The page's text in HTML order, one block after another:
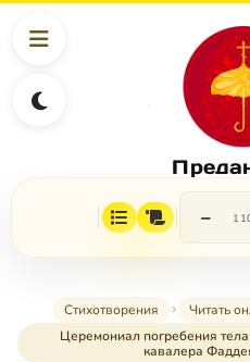
−
Стихотворения Читать
Церемониал погребения
кавалера